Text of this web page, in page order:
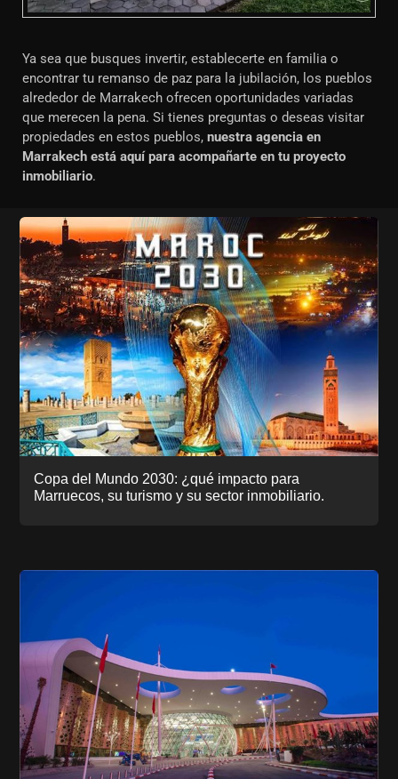
Ya sea que busques invertir, establecerte en familia o
encontrar tu remanso de paz para la jubilación, los pueblos
alrededor de Marrakech ofrecen oportunidades variadas
que merecen la pena. Si tienes preguntas o deseas visitar
propiedades en estos pueblos, nuestra agencia en
Marrakech está aquí para acompañarte en tu proyecto
inmobiliario.
Copa del Mundo 2030: ¿qué impacto para
Marruecos, su turismo y su sector inmobiliario.